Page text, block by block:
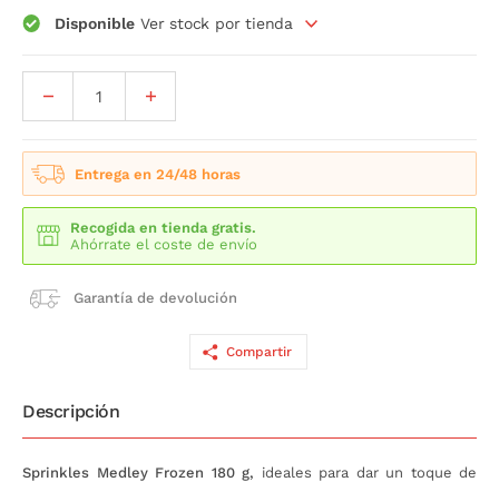
Disponible Ver stock por tienda
Entrega en 24/48 horas
Recogida en tienda gratis.
Ahórrate el coste de envío
Garantía de devolución
Compartir
Descripción
Sprinkles Medley Frozen 180 g, ideales para dar un toque de